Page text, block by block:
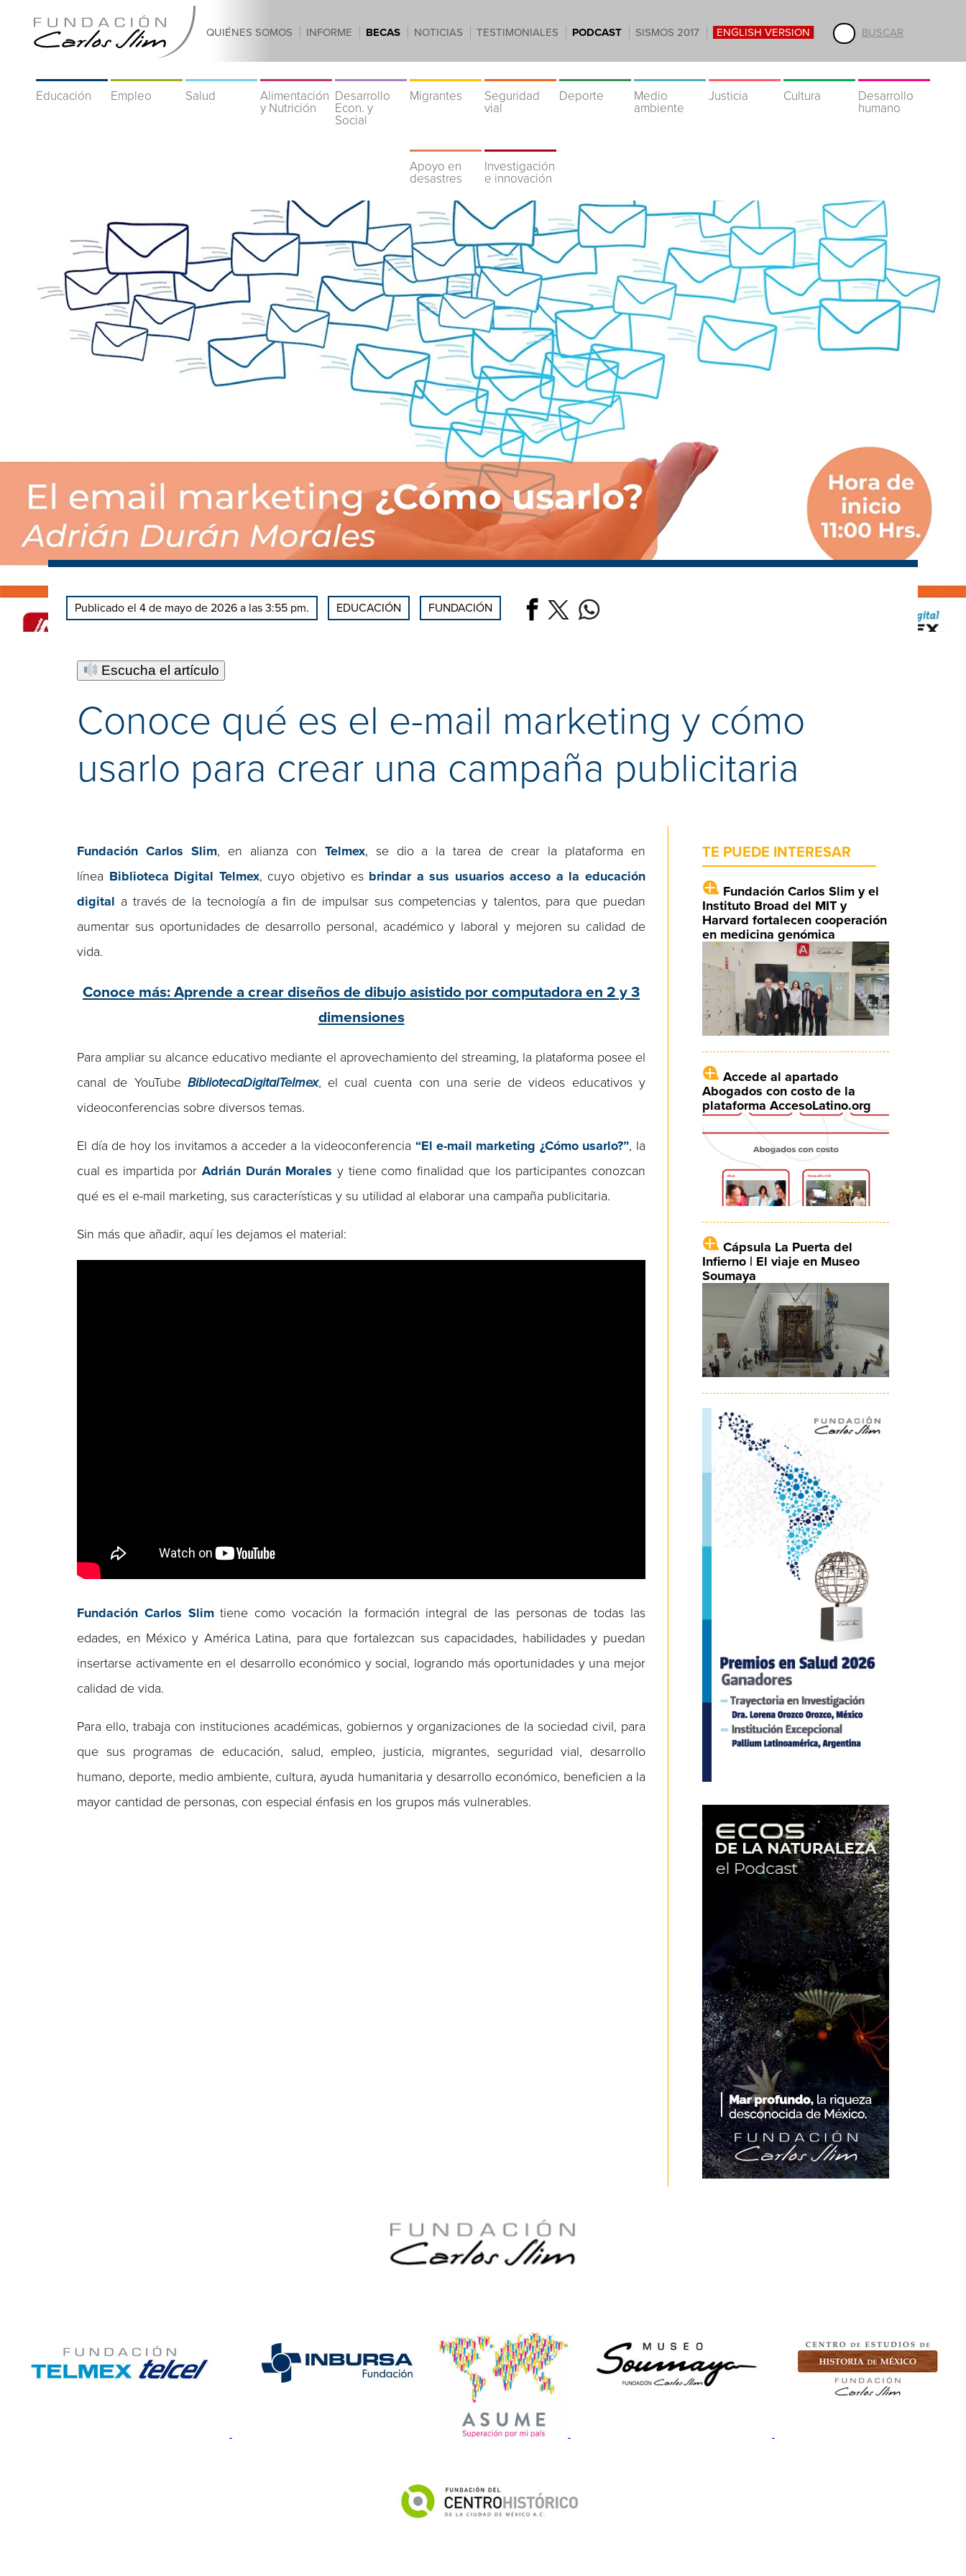
BUSCAR
QUIÉNES SOMOS INFORME BECAS NOTICIAS TESTIMONIALES PODCAST SISMOS 2017 ENGLISH VERSION
Educación Empleo Salud
Alimentación
y Nutrición
Desarrollo
Econ. y
Social
Migrantes
Seguridad
vial
Deporte
Medio
ambiente
Justicia Cultura
Desarrollo
humano
Apoyo en
desastres
Investigación
e innovación
Publicado el 4 de mayo de 2026 a las 3:55 pm. EDUCACIÓN FUNDACIÓN
Escucha el artículo
Conoce qué es el e-mail marketing y cómo
usarlo para crear una campaña publicitaria
Fundación Carlos Slim, en alianza con Telmex, se dio a la tarea de crear la plataforma en
línea Biblioteca Digital Telmex, cuyo objetivo es brindar a sus usuarios acceso a la educación
digital a través de la tecnología a fin de impulsar sus competencias y talentos, para que puedan
aumentar sus oportunidades de desarrollo personal, académico y laboral y mejoren su calidad de
vida.
Conoce más: Aprende a crear diseños de dibujo asistido por computadora en 2 y 3
dimensiones
Para ampliar su alcance educativo mediante el aprovechamiento del streaming, la plataforma posee el
canal de YouTube BibliotecaDigitalTelmex, el cual cuenta con una serie de videos educativos y
videoconferencias sobre diversos temas.
El día de hoy los invitamos a acceder a la videoconferencia “El e-mail marketing ¿Cómo usarlo?”, la
cual es impartida por Adrián Durán Morales y tiene como finalidad que los participantes conozcan
qué es el e-mail marketing, sus características y su utilidad al elaborar una campaña publicitaria.
Sin más que añadir, aquí les dejamos el material:
Fundación Carlos Slimtiene como vocación la formación integral de las personas de todas las
edades, en México y América Latina, para que fortalezcan sus capacidades, habilidades y puedan
insertarse activamente en el desarrollo económico y social, logrando más oportunidades y una mejor
calidad de vida.
Para ello, trabaja con instituciones académicas, gobiernos y organizaciones de la sociedad civil, para
que sus programas de educación, salud, empleo, justicia, migrantes, seguridad vial, desarrollo
humano, deporte, medio ambiente, cultura, ayuda humanitaria y desarrollo económico, beneficien a la
mayor cantidad de personas, con especial énfasis en los grupos más vulnerables.
TE PUEDE INTERESAR
Fundación Carlos Slim y el
Instituto Broad del MIT y
Harvard fortalecen cooperación
en medicina genómica
Accede al apartado
Abogados con costo de la
plataforma AccesoLatino.org
Cápsula La Puerta del
Infierno | El viaje en Museo
Soumaya